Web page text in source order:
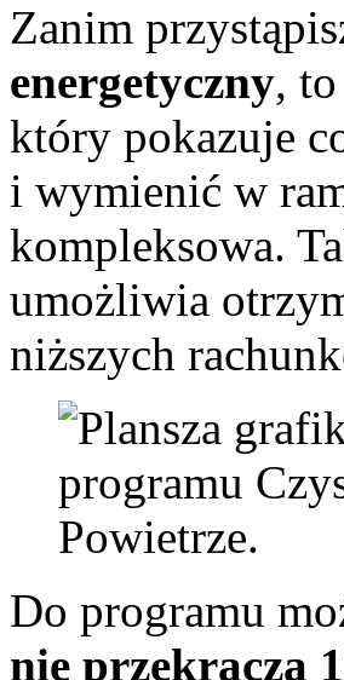
Zanim
energetyczny,
który pokazuje
i wymienić w
kompleksowa.
umożliwia
niższych
Do programu
nie przekracza